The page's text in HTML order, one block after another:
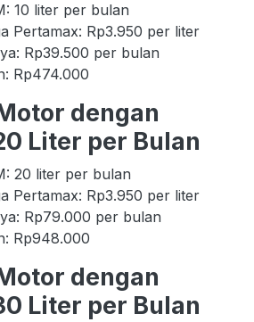
10 liter per bulan
Pertamax: Rp3.950 per liter
Rp39.500 per bulan
Rp474.000
dengan
Liter per Bulan
20 liter per bulan
Pertamax: Rp3.950 per liter
Rp79.000 per bulan
Rp948.000
dengan
Liter per Bulan